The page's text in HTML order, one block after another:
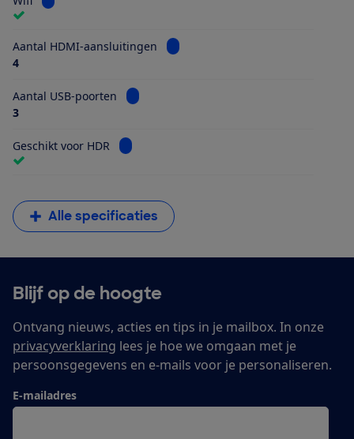
Aantal HDMI-aansluitingen
Bekijk informatie voor Aantal
4
Aantal USB-poorten
Bekijk informatie voor Aantal USB-poorten
3
Geschikt voor HDR Bekijk informatie voor Geschikt voor HDR
Alle specificaties
Blijf op de hoogte
Ontvang nieuws, acties en tips in je mailbox. In onze
privacyverklaring lees je hoe we omgaan met je
persoonsgegevens en e-mails voor je personaliseren.
E-mailadres